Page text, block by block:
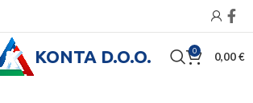
KONTA D.O.O. 0 0,00€